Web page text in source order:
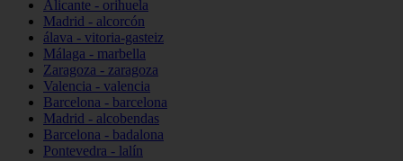
Alicante - orihuela
Madrid - alcorcón
álava - vitoria-gasteiz
Málaga - marbella
Zaragoza - zaragoza
Valencia - valencia
Barcelona - barcelona
Madrid - alcobendas
Barcelona - badalona
Pontevedra - lalín